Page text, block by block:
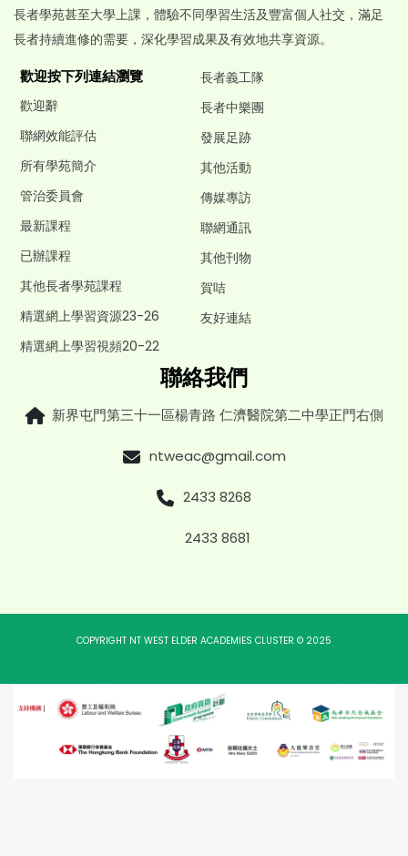
長者學苑甚至大學上課，體驗不同學習生活及豐富個人社交，滿足
長者持續進修的需要，深化學習成果及有效地共享資源。
歡迎按下列連結瀏覽
歡迎辭
聯網效能評估
所有學苑簡介
管治委員會
最新課程
已辦課程
其他長者學苑課程
精選網上學習資源23-26
精選網上學習視頻20-22
長者義工隊
長者中樂團
發展足跡
其他活動
傳媒專訪
聯網通訊
其他刊物
賀咭
友好連結
聯絡我們
新界屯門第三十一區楊青路 仁濟醫院第二中學正門右側
ntweac@gmail.com
2433 8268
2433 8681
COPYRIGHT NT WEST ELDER ACADEMIES CLUSTER © 2025